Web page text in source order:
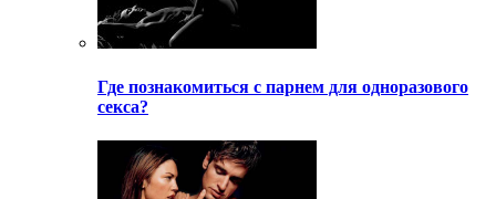
Где познакомиться с парнем для одноразового
секса?